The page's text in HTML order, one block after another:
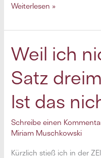
Wetten,
das
falsch
ist?
Weiterlesen »
Weil ich
Satz
Ist das
Schreibe einen
Miriam Muschkowski
Kürzlich stieß ich in der